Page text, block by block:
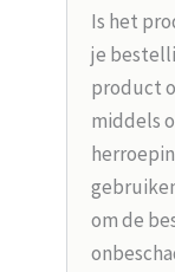
Is het
je
product
middels
om de